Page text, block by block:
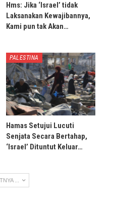
Hms: Jika ‘Israel’ tidak
Laksanakan Kewajibannya,
Kami pun tak Akan…
PALESTINA
Hamas Setujui Lucuti
Senjata Secara Bertahap,
‘Israel’ Dituntut Keluar…
...